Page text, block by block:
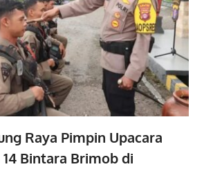
Raya Pimpin Upacara
Bintara Brimob di